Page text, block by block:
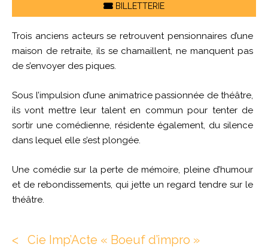
BILLETTERIE
Trois anciens acteurs se retrouvent pensionnaires d’une
maison de retraite, ils se chamaillent, ne manquent pas
de s’envoyer des piques.
Sous l’impulsion d’une animatrice passionnée de théâtre,
ils vont mettre leur talent en commun pour tenter de
sortir une comédienne, résidente également, du silence
dans lequel elle s’est plongée.
Une comédie sur la perte de mémoire, pleine d’humour
et de rebondissements, qui jette un regard tendre sur le
théâtre.
ᐸ
Cie Imp’Acte « Boeuf d’impro »